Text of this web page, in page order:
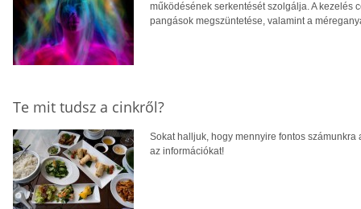
működésének serkentését szolgálja. A kezelés
pangások megszüntetése, valamint a
Te mit tudsz a cinkről?
Sokat halljuk, hogy mennyire fontos
az információkat!